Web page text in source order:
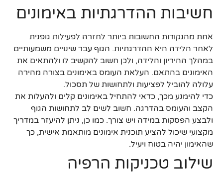
חשיבות ההדרגתיות באימונים
אחת מהנקודות החשובות ביותר לחזרה לפעילות גופנית
לאחר הלידה היא ההדרגתיות. הגוף עבר שינויים משמעותיים
במהלך ההיריון והלידה, ולכן חשוב להקשיב לו ולהתאים את
האימונים בהתאם. העלאת העומס באימונים בצורה מהירה
עלולה להוביל לפציעות ולתחושות של תסכול.
כדי להימנע מכך, כדאי להתחיל באימונים קלים ולהעלות את
הקצב והעומס בהדרגה. חשוב לשים לב לתחושות הגוף
ולבצע הפסקות במידה ויש צורך. כמו כן, ניתן להיעזר במדריך
מקצועי שיכול להציע תוכנית אימונים מותאמת אישית, כך
שהאימון יהיה בטוח ויעיל.
שילוב טכניקות הרפיה